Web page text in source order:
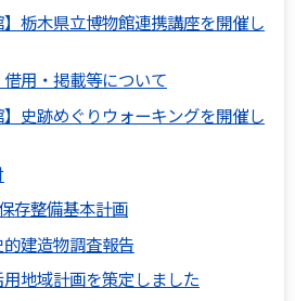
】栃木県立博物館連携講座を開催し
用・掲載等について
】史跡めぐりウォーキングを開催し
存整備基本計画
建造物調査報告
地域計画を策定しました